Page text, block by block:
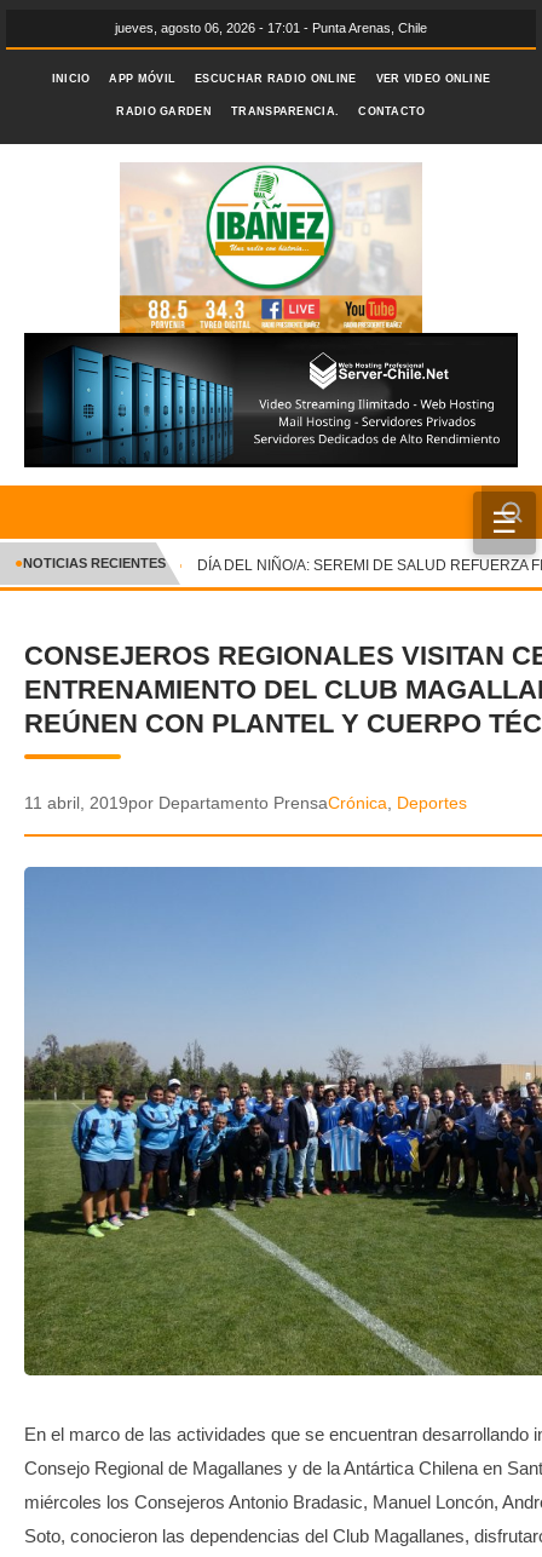
jueves, agosto 06, 2026 - 17:01 - Punta Arenas, Chile
INICIO APP MÓVIL ESCUCHAR RADIO ONLINE VER VIDEO ONLINE
RADIO GARDEN TRANSPARENCIA. CONTACTO
☰
INICIO
CRÓNICA
DEPORTES
ENTRETENIMIENTO Y CULTURA
APP MÓVIL
TRANSPARENCIA
✕
●NOTICIAS RECIENTES DÍA DEL NIÑO/A: SEREMI DE SALUD REFUERZA
CONSEJEROS REGIONALES VISITAN
ENTRENAMIENTO DEL CLUB
REÚNEN CON PLANTEL Y CUERPO
11 abril, 2019por Departamento PrensaCrónica, Deportes
En el marco de las actividades que se encuentran desarrollando
Consejo Regional de Magallanes y de la Antártica Chilena en
miércoles los Consejeros Antonio Bradasic, Manuel Loncón,
Soto, conocieron las dependencias del Club Magallanes,